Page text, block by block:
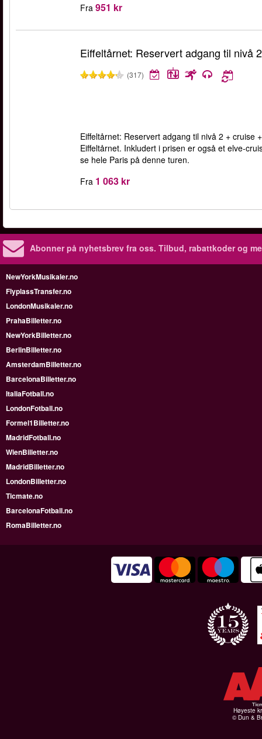
Fra 951 kr
Eiffeltårnet: Reservert adgang til nivå
(317)
Eiffeltårnet: Reservert adgang til nivå 2 +
Eiffeltårnet. Inkludert i prisen er også et elve-
se hele Paris på denne turen.
Fra 1 063 kr
Abonner på nyhetsbrev fra oss. Tilbud, rabattkoder og
NewYorkMusikaler.no
FlyplassTransfer.no
LondonMusikaler.no
PrahaBilletter.no
NewYorkBilletter.no
BerlinBilletter.no
AmsterdamBilletter.no
BarcelonaBilletter.no
ItaliaFotball.no
LondonFotball.no
Formel1Billetter.no
MadridFotball.no
WienBilletter.no
MadridBilletter.no
LondonBilletter.no
Ticmate.no
BarcelonaFotball.no
RomaBilletter.no
Høyeste
© Dun &